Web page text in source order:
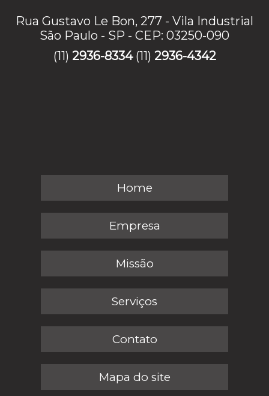
Rua Gustavo Le Bon, 277 - Vila Industrial
São Paulo - SP - CEP: 03250-090
(11) 2936-8334 (11) 2936-4342
Home
Empresa
Missão
Serviços
Contato
Mapa do site